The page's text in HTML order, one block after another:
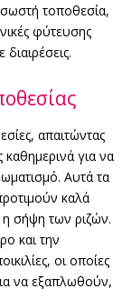
τοποθεσία,
φύτευσης
απαιτώντας
για να
Αυτά τα
καλά
σήψη των ριζών.
και την
οι οποίες
να εξαπλωθούν,